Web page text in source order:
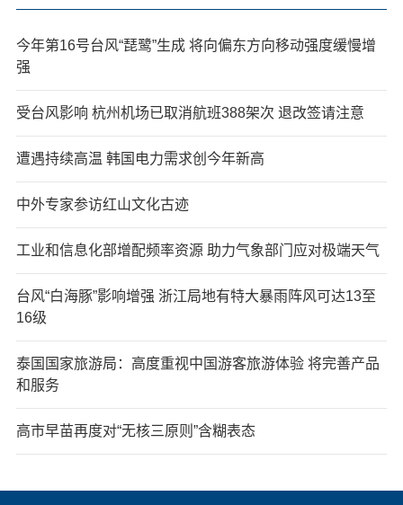
今年第16号台风“琵鹭”生成 将向偏东方向移动强度缓慢增
强
受台风影响 杭州机场已取消航班388架次 退改签请注意
遭遇持续高温 韩国电力需求创今年新高
中外专家参访红山文化古迹
工业和信息化部增配频率资源 助力气象部门应对极端天气
台风“白海豚”影响增强 浙江局地有特大暴雨阵风可达13至
16级
泰国国家旅游局：高度重视中国游客旅游体验 将完善产品
和服务
高市早苗再度对“无核三原则”含糊表态